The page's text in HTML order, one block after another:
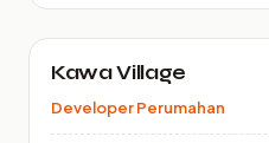
Kawa Village
Developer Perumahan